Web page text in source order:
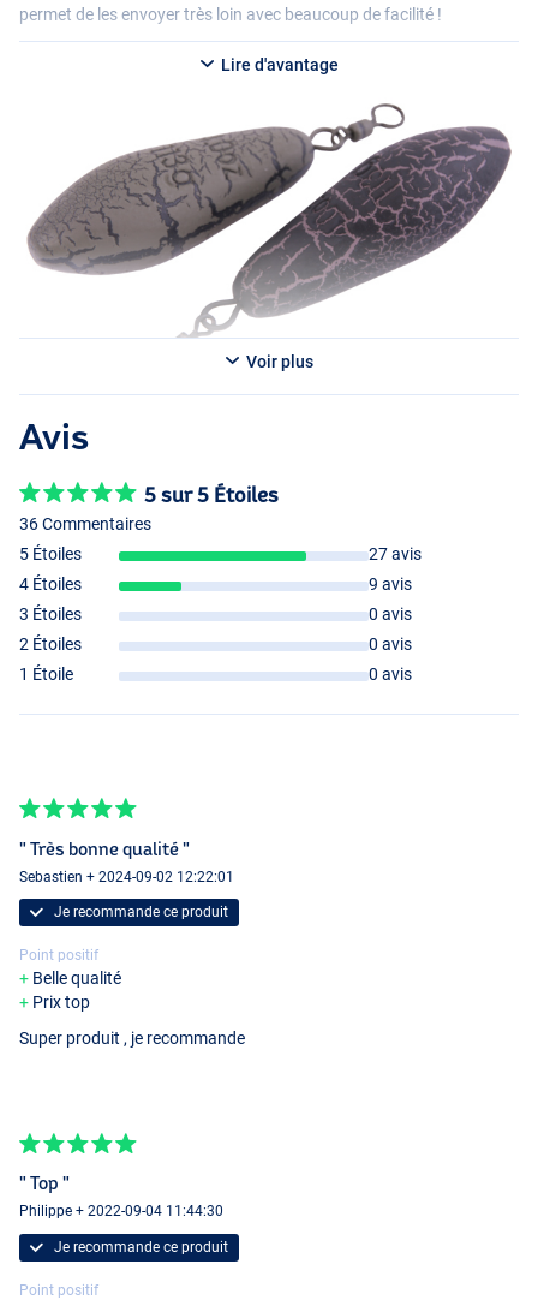
permet de les envoyer très loin avec beaucoup de facilité !
Lire d'avantage
Voir plus
Avis
5 sur 5 Étoiles
36 Commentaires
5 Étoiles
27 avis
4 Étoiles
9 avis
3 Étoiles
0 avis
2 Étoiles
0 avis
1 Étoile
0 avis
" Très bonne qualité "
Sebastien + 2024-09-02 12:22:01
Je recommande ce produit
Point positif
Belle qualité
Prix top
Super produit , je recommande
" Top "
Philippe + 2022-09-04 11:44:30
Je recommande ce produit
Point positif